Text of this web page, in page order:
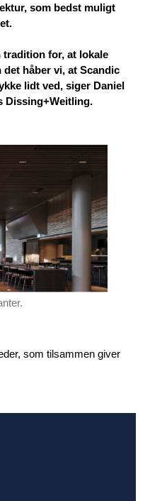
som bedst muligt
tradition for, at lokale
håber vi, at Scandic
lidt ved, siger Daniel
Dissing+Weitling.
som tilsammen giver